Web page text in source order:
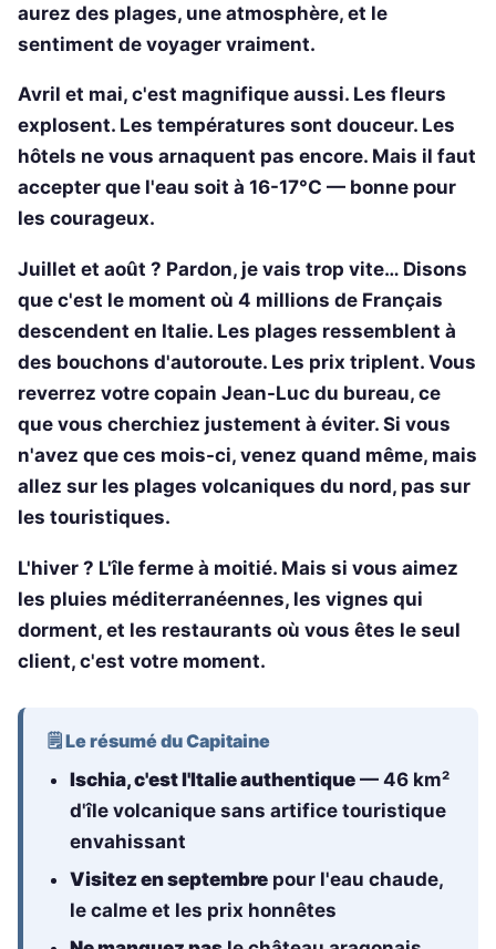
aurez des plages, une atmosphère, et le
sentiment de voyager vraiment.
Avril et mai, c'est magnifique aussi. Les fleurs
explosent. Les températures sont douceur. Les
hôtels ne vous arnaquent pas encore. Mais il faut
accepter que l'eau soit à 16-17°C — bonne pour
les courageux.
Juillet et août ? Pardon, je vais trop vite… Disons
que c'est le moment où 4 millions de Français
descendent en Italie. Les plages ressemblent à
des bouchons d'autoroute. Les prix triplent. Vous
reverrez votre copain Jean-Luc du bureau, ce
que vous cherchiez justement à éviter. Si vous
n'avez que ces mois-ci, venez quand même, mais
allez sur les plages volcaniques du nord, pas sur
les touristiques.
L'hiver ? L'île ferme à moitié. Mais si vous aimez
les pluies méditerranéennes, les vignes qui
dorment, et les restaurants où vous êtes le seul
client, c'est votre moment.
🗒️ Le résumé du Capitaine
Ischia, c'est l'Italie authentique— 46 km²
d'île volcanique sans artifice touristique
envahissant
Visitez en septembrepour l'eau chaude,
le calme et les prix honnêtes